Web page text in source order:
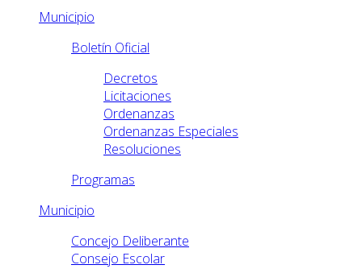
Municipio
Boletín Oficial
Decretos
Licitaciones
Ordenanzas
Ordenanzas Especiales
Resoluciones
Programas
Municipio
Concejo Deliberante
Consejo Escolar